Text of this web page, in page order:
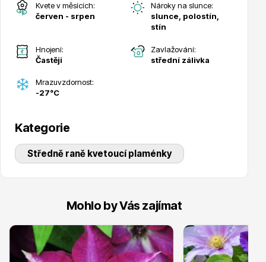
Substráty, hnojiva, kůra
Kvete v měsících:
červen - srpen
Nároky na slunce:
slunce, polostín,
stín
Hnojení:
Častěji
Zavlažování:
střední zálivka
Mrazuvzdornost:
-27°C
Kategorie
Středně raně kvetoucí plaménky
Mohlo by Vás zajímat